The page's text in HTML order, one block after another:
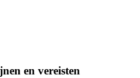
en vereisten